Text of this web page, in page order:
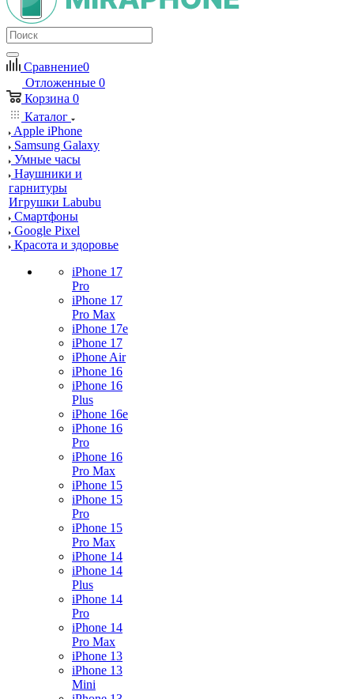
Сравнение0
Отложенные 0
Корзина 0
Каталог
Apple iPhone
Samsung Galaxy
Умные часы
Наушники и
гарнитуры
Игрушки Labubu
Смартфоны
Google Pixel
Красота и здоровье
iPhone 17
Pro
iPhone 17
Pro Max
iPhone 17e
iPhone 17
iPhone Air
iPhone 16
iPhone 16
Plus
iPhone 16e
iPhone 16
Pro
iPhone 16
Pro Max
iPhone 15
iPhone 15
Pro
iPhone 15
Pro Max
iPhone 14
iPhone 14
Plus
iPhone 14
Pro
iPhone 14
Pro Max
iPhone 13
iPhone 13
Mini